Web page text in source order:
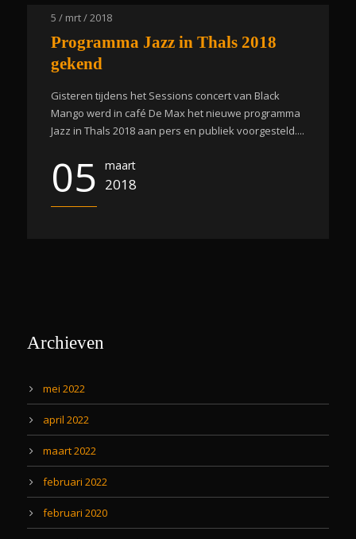
5 / mrt / 2018
Programma Jazz in Thals 2018
gekend
Gisteren tijdens het Sessions concert van Black
Mango werd in café De Max het nieuwe programma
Jazz in Thals 2018 aan pers en publiek voorgesteld....
05 maart
2018
Archieven
mei 2022
april 2022
maart 2022
februari 2022
februari 2020